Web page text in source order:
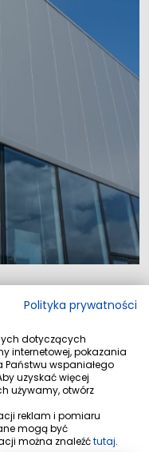
Zaplanuj własny
przyszłość
Polityka prywatności
dotyczących
internetowej, pokazania
wspaniałego
uzyskać więcej
używamy, otwórz
reklam i pomiaru
mogą być
można znaleźćtutaj.